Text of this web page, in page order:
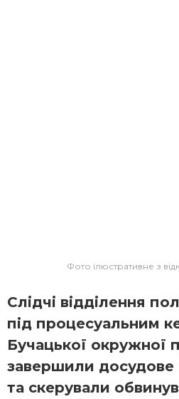
Фото ілюстративне з
Слідчі відділення
під процесуальним
Бучацької окружної
завершили досудове
та скерували